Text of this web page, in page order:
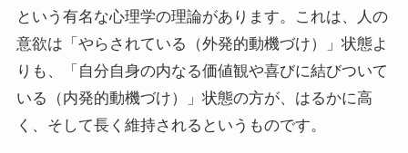
という有名な心理学の理論があります。これは、人の
意欲は「やらされている（外発的動機づけ）」状態よ
りも、「自分自身の内なる価値観や喜びに結びついて
いる（内発的動機づけ）」状態の方が、はるかに高
く、そして長く維持されるというものです。